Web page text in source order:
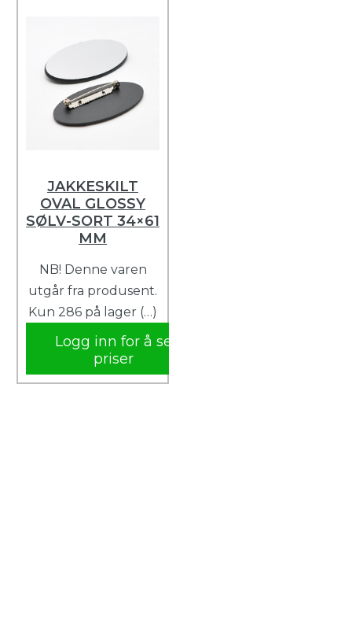
JAKKESKILT
OVAL GLOSSY
SØLV-SORT 34×61
MM
NB! Denne varen
utgår fra produsent.
Kun 286 på lager (…)
Logg inn for å se
priser